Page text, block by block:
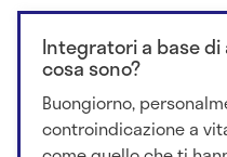
Integratori a base di
cosa sono?
Buongiorno,
controindicazione a